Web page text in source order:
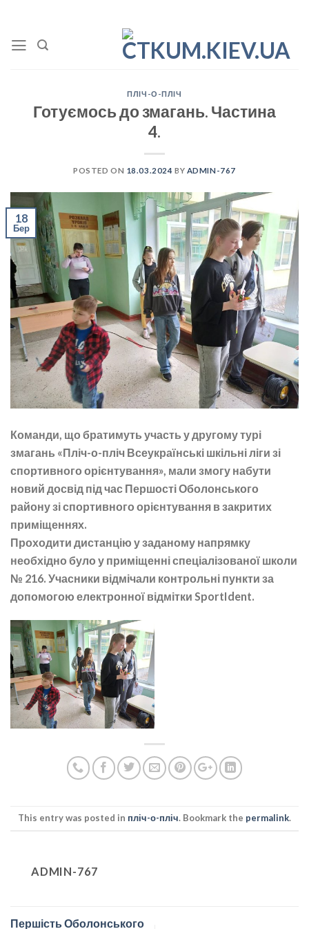
content
ПЛІЧ-О-ПЛІЧ
Готуємось до змагань. Частина
4.
POSTED ON 18.03.2024 BY ADMIN-767
18
Бер
Команди, що братимуть участь у другому турі
змагань «Пліч-о-пліч Всеукраїнські шкільні ліги зі
спортивного орієнтування», мали змогу набути
новий досвід під час Першості Оболонського
району зі спортивного орієнтування в закритих
приміщеннях.
Проходити дистанцію у заданому напрямку
необхідно було у приміщенні спеціалізованої школи
№ 216. Учасники відмічали контрольні пункти за
допомогою електронної відмітки SportIdent.
This entry was posted in пліч-о-пліч. Bookmark the permalink.
ADMIN-767
Першість Оболонського